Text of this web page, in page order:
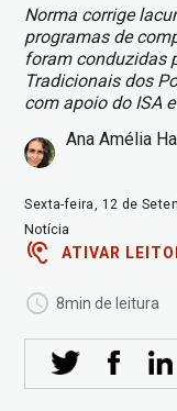
Norma corrige
programas de
foram conduzidas
Tradicionais dos
com apoio do ISA
Ana Amélia
Sexta-feira, 12 de
Notícia
ATIVAR
8min de leitura